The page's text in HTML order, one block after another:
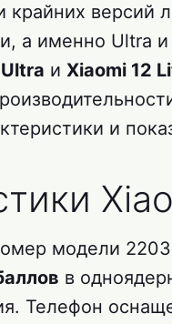
крайних версий
а именно Ultra
и Xiaomi 12
и
модели
в
Телефон